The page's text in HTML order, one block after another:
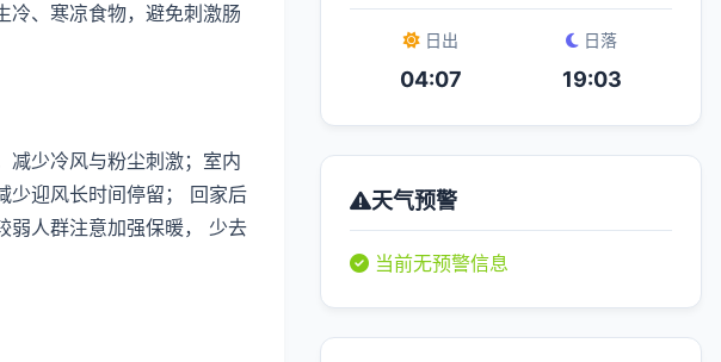
冷、寒凉食物，避免刺激肠
减少冷风与粉尘刺激；室内
少迎风长时间停留； 回家后
弱人群注意加强保暖， 少去
日出
04:07
日落
19:03
天气预警
当前无预警信息